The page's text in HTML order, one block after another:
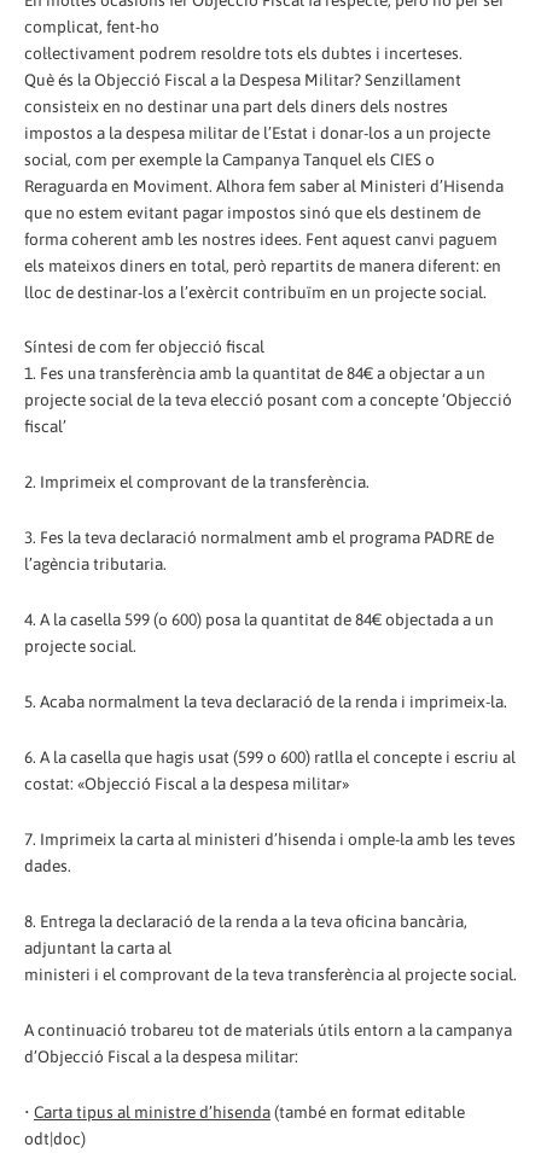
complicat, fent-ho
col·lectivament podrem resoldre tots els dubtes i incerteses.
Què és la Objecció Fiscal a la Despesa Militar? Senzillament
consisteix en no destinar una part dels diners dels nostres
impostos a la despesa militar de l’Estat i donar-los a un projecte
social, com per exemple la Campanya Tanquel els CIES o
Reraguarda en Moviment. Alhora fem saber al Ministeri d’Hisenda
que no estem evitant pagar impostos sinó que els destinem de
forma coherent amb les nostres idees. Fent aquest canvi paguem
els mateixos diners en total, però repartits de manera diferent: en
lloc de destinar-los a l’exèrcit contribuïm en un projecte social.
Síntesi de com fer objecció fiscal
1. Fes una transferència amb la quantitat de 84€ a objectar a un
projecte social de la teva elecció posant com a concepte ‘Objecció
fiscal’
2. Imprimeix el comprovant de la transferència.
3. Fes la teva declaració normalment amb el programa PADRE de
l’agència tributaria.
4. A la casella 599 (o 600) posa la quantitat de 84€ objectada a un
projecte social.
5. Acaba normalment la teva declaració de la renda i imprimeix-la.
6. A la casella que hagis usat (599 o 600) ratlla el concepte i escriu al
costat: «Objecció Fiscal a la despesa militar»
7. Imprimeix la carta al ministeri d’hisenda i omple-la amb les teves
dades.
8. Entrega la declaració de la renda a la teva oficina bancària,
adjuntant la carta al
ministeri i el comprovant de la teva transferència al projecte social.
A continuació trobareu tot de materials útils entorn a la campanya
d’Objecció Fiscal a la despesa militar:
• Carta tipus al ministre d’hisenda(també en format editable
odt|doc)